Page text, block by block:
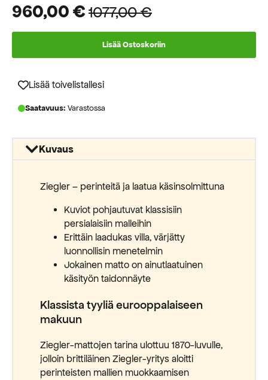
1077,00€
Alkuperäinen
oli:
1077,00 €.
960,00€
Nykyinen
on:
960,00 €.
Lisää Ostoskoriin
Lisää toivelistallesi
Saatavuus: Varastossa
Kuvaus
Ziegler – perinteitä ja laatua käsinsolmittuna
Kuviot pohjautuvat klassisiin
persialaisiin malleihin
Erittäin laadukas villa, värjätty
luonnollisin menetelmin
Jokainen matto on ainutlaatuinen
käsityön taidonnäyte
Klassista tyyliä eurooppalaiseen
makuun
Ziegler-mattojen tarina ulottuu 1870-luvulle,
jolloin brittiläinen Ziegler-yritys aloitti
perinteisten mallien muokkaamisen